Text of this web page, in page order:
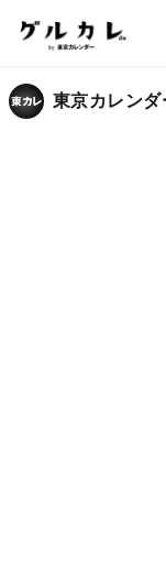
東京カレンダ